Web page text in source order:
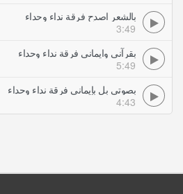
بالشعر اصدح فرقة نداء وحداء
3:49
بقرآني وايماني فرقة نداء وحداء
5:49
بصوتي بل بإيماني فرقة نداء وحداء
4:43